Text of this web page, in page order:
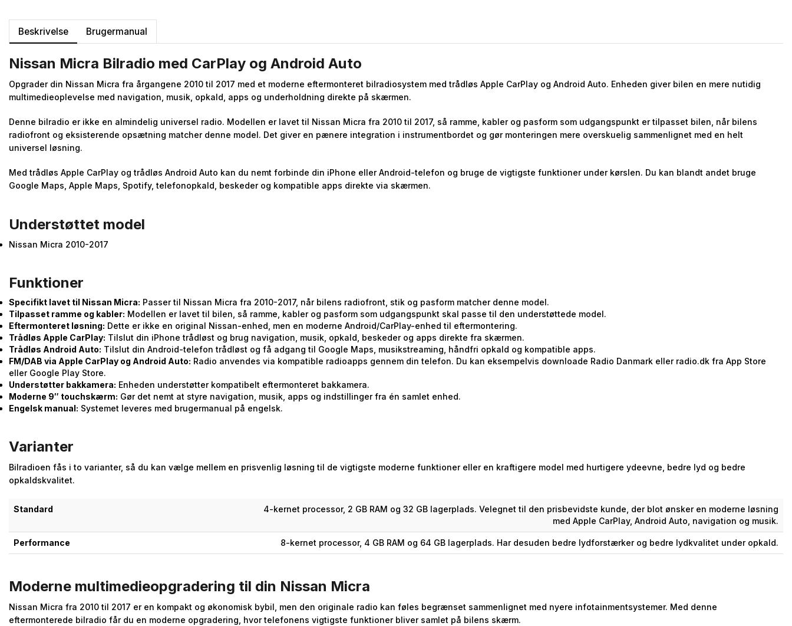
Beskrivelse Brugermanual
Nissan Micra Bilradio med CarPlay og Android Auto
Opgrader din Nissan Micra fra årgangene 2010 til 2017 med et moderne eftermonteret bilradiosystem med trådløs Apple CarPlay og Android Auto. Enheden giver bilen en mere nutidig
multimedieoplevelse med navigation, musik, opkald, apps og underholdning direkte på skærmen.
Denne bilradio er ikke en almindelig universel radio. Modellen er lavet til Nissan Micra fra 2010 til 2017, så ramme, kabler og pasform som udgangspunkt er tilpasset bilen, når bilens
radiofront og eksisterende opsætning matcher denne model. Det giver en pænere integration i instrumentbordet og gør monteringen mere overskuelig sammenlignet med en helt
universel løsning.
Med trådløs Apple CarPlay og trådløs Android Auto kan du nemt forbinde din iPhone eller Android-telefon og bruge de vigtigste funktioner under kørslen. Du kan blandt andet bruge
Google Maps, Apple Maps, Spotify, telefonopkald, beskeder og kompatible apps direkte via skærmen.
Understøttet model
Nissan Micra 2010-2017
Funktioner
Specifikt lavet til Nissan Micra: Passer til Nissan Micra fra 2010-2017, når bilens radiofront, stik og pasform matcher denne model.
Tilpasset ramme og kabler: Modellen er lavet til bilen, så ramme, kabler og pasform som udgangspunkt skal passe til den understøttede model.
Eftermonteret løsning: Dette er ikke en original Nissan-enhed, men en moderne Android/CarPlay-enhed til eftermontering.
Trådløs Apple CarPlay: Tilslut din iPhone trådløst og brug navigation, musik, opkald, beskeder og apps direkte fra skærmen.
Trådløs Android Auto: Tilslut din Android-telefon trådløst og få adgang til Google Maps, musikstreaming, håndfri opkald og kompatible apps.
FM/DAB via Apple CarPlay og Android Auto: Radio anvendes via kompatible radioapps gennem din telefon. Du kan eksempelvis downloade Radio Danmark eller radio.dk fra App Store
eller Google Play Store.
Understøtter bakkamera: Enheden understøtter kompatibelt eftermonteret bakkamera.
Moderne 9″ touchskærm: Gør det nemt at styre navigation, musik, apps og indstillinger fra én samlet enhed.
Engelsk manual: Systemet leveres med brugermanual på engelsk.
Varianter
Bilradioen fås i to varianter, så du kan vælge mellem en prisvenlig løsning til de vigtigste moderne funktioner eller en kraftigere model med hurtigere ydeevne, bedre lyd og bedre
opkaldskvalitet.
Standard
4-kernet processor, 2 GB RAM og 32 GB lagerplads. Velegnet til den prisbevidste kunde, der blot ønsker en moderne løsning
med Apple CarPlay, Android Auto, navigation og musik.
Performance 8-kernet processor, 4 GB RAM og 64 GB lagerplads. Har desuden bedre lydforstærker og bedre lydkvalitet under opkald.
Moderne multimedieopgradering til din Nissan Micra
Nissan Micra fra 2010 til 2017 er en kompakt og økonomisk bybil, men den originale radio kan føles begrænset sammenlignet med nyere infotainmentsystemer. Med denne
eftermonterede bilradio får du en moderne opgradering, hvor telefonens vigtigste funktioner bliver samlet på bilens skærm.